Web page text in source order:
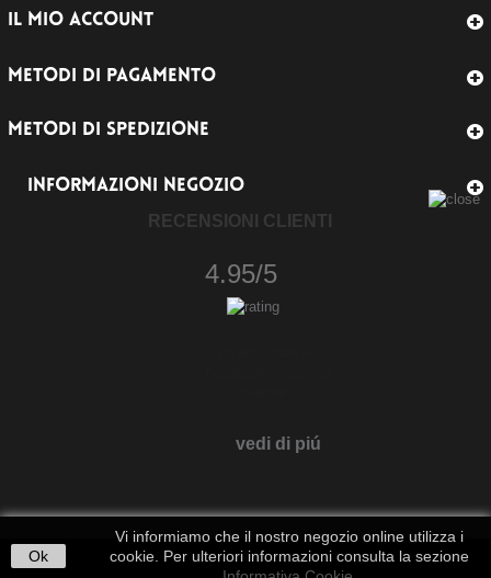
IL MIO ACCOUNT
METODI DI PAGAMENTO
METODI DI SPEDIZIONE
INFORMAZIONI NEGOZIO
RECENSIONI CLIENTI
4.95/5
vedi di piú
Ok
Vi informiamo che il nostro negozio online utilizza i
cookie. Per ulteriori informazioni consulta la sezione